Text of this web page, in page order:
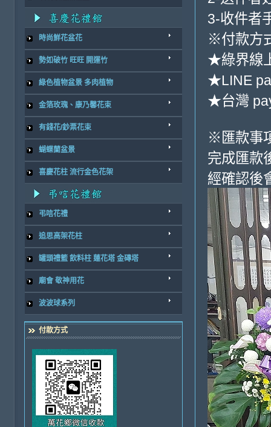
時尚鮮花盆花
勢如破竹 旺旺 開運竹
綠色植物盆景 多肉植物
金箔玫瑰、康乃馨花束
有錢花/鈔票花束
蝴蝶蘭盆景
喜慶花柱 流行金色花架
弔唁花禮
追思高架花柱
罐頭禮籃 飲料柱 蓮花塔 金磚塔
廟會 敬神用花
波波球系列
付款方式
3-收件者
※付款方
★綠界線
★LINE
★台灣
※匯款事
完成匯款
經確認後